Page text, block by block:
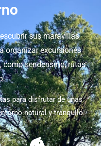
sus maravillas
organizar excursiones
como senderismo, rutas
para disfrutar de unas
natural y tranquilo.